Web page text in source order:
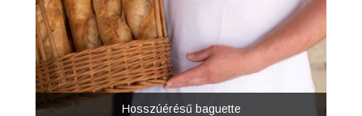
Hosszúérésű baguette